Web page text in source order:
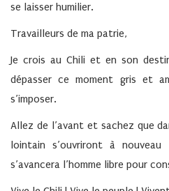
se laisser humilier.
Travailleurs de ma patrie,
Je crois au Chili et en son
dépasser ce moment gris et
s’imposer.
Allez de l’avant et sachez que
lointain s’ouvriront à
s’avancera l’homme libre pour